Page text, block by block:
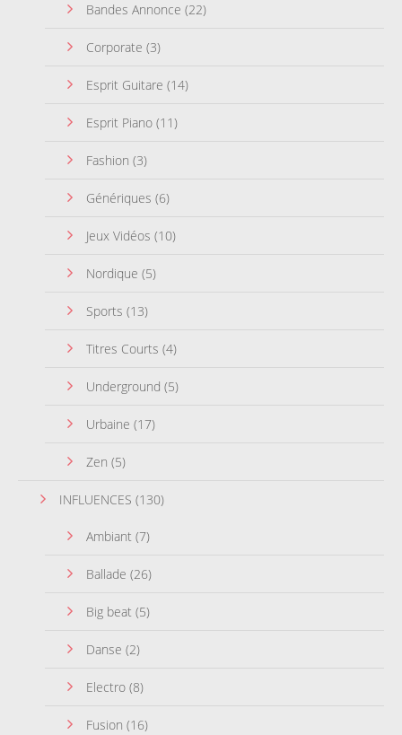
Bandes Annonce (22)
Corporate (3)
Esprit Guitare (14)
Esprit Piano (11)
Fashion (3)
Génériques (6)
Jeux Vidéos (10)
Nordique (5)
Sports (13)
Titres Courts (4)
Underground (5)
Urbaine (17)
Zen (5)
INFLUENCES (130)
Ambiant (7)
Ballade (26)
Big beat (5)
Danse (2)
Electro (8)
Fusion (16)